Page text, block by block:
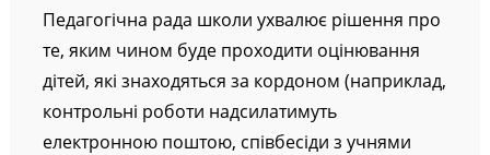
Педагогічна рада школи ухвалює рішення про
те, яким чином буде проходити оцінювання
дітей, які знаходяться за кордоном (наприклад,
контрольні роботи надсилатимуть
електронною поштою, співбесіди з учнями